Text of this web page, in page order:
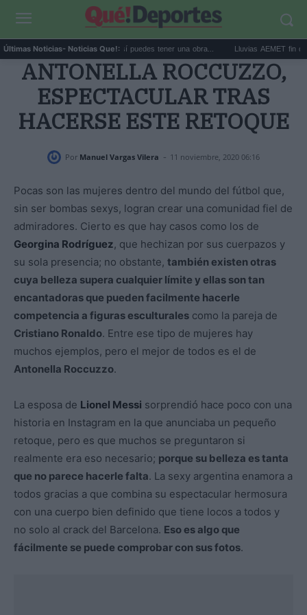
Últimas Noticias- Noticias Que!:
arte en subasta: así puedes tener una obra... Lluvias AEMET fin de
ANTONELLA ROCCUZZO,
ESPECTACULAR TRAS
HACERSE ESTE RETOQUE
Por Manuel Vargas Vilera - 11 noviembre, 2020 06:16
Pocas son las mujeres dentro del mundo del fútbol que,
sin ser bombas sexys, logran crear una comunidad fiel de
admiradores. Cierto es que hay casos como los de
Georgina Rodríguez, que hechizan por sus cuerpazos y
su sola presencia; no obstante, también existen otras
cuya belleza supera cualquier límite y ellas son tan
encantadoras que pueden facilmente hacerle
competencia a figuras esculturales como la pareja de
Cristiano Ronaldo. Entre ese tipo de mujeres hay
muchos ejemplos, pero el mejor de todos es el de
Antonella Roccuzzo.
La esposa de Lionel Messi sorprendió hace poco con una
historia en Instagram en la que anunciaba un pequeño
retoque, pero es que muchos se preguntaron si
realmente era eso necesario; porque su belleza es tanta
que no parece hacerle falta. La sexy argentina enamora a
todos gracias a que combina su espectacular hermosura
con una cuerpo bien definido que tiene locos a todos y
no solo al crack del Barcelona. Eso es algo que
fácilmente se puede comprobar con sus fotos.